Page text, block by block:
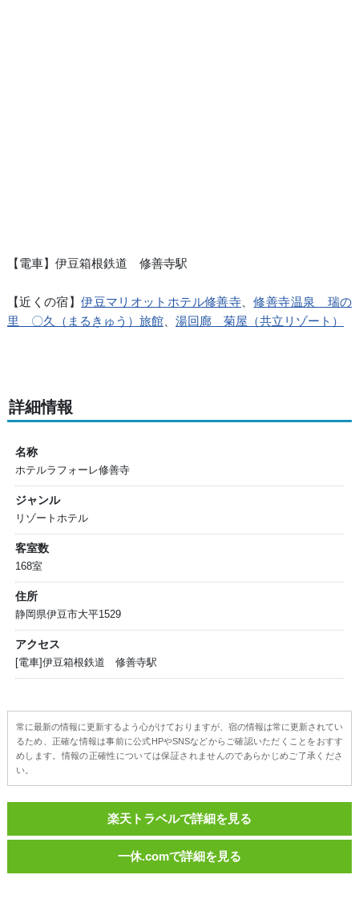
【電車】伊豆箱根鉄道 修善寺駅
【近くの宿】伊豆マリオットホテル修善寺 、修善寺温泉 瑞の
里 〇久（まるきゅう）旅館、 湯回廊 菊屋（共立リゾート）
詳細情報
名称
ホテルラフォーレ修善寺
ジャンル
リゾートホテル
客室数
168室
住所
静岡県伊豆市大平1529
アクセス
[電車]伊豆箱根鉄道 修善寺駅
常に最新の情報に更新するよう心がけておりますが、宿の情報は常に更新されてい
るため、正確な情報は事前に公式HPやSNSなどからご確認いただくことをおすす
めします。情報の正確性については保証されませんのであらかじめご了承くださ
い。
楽天トラベルで詳細を見る
一休.comで詳細を見る